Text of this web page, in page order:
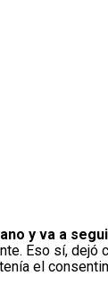
y va a
Eso sí, dejó
el